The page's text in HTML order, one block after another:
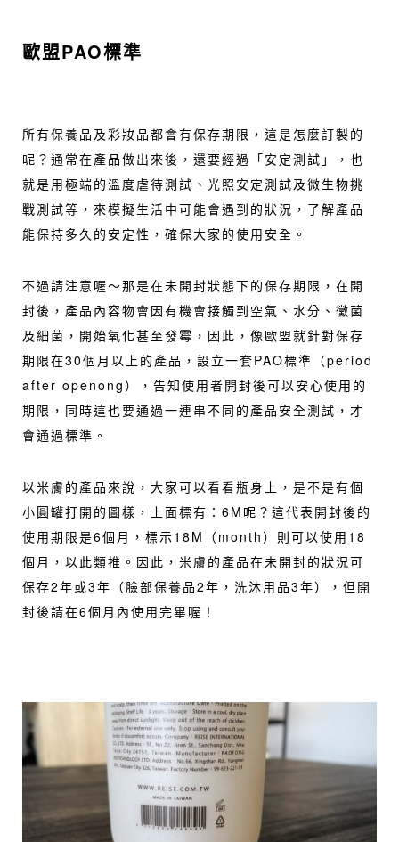
歐盟PAO標準
所有保養品及彩妝品都會有保存期限，這是怎麼訂製的
呢？通常在產品做出來後，還要經過「安定測試」，也
就是用極端的溫度虐待測試、光照安定測試及微生物挑
戰測試等，來模擬生活中可能會遇到的狀況，了解產品
能保持多久的安定性，確保大家的使用安全。
不過請注意喔～那是在未開封狀態下的保存期限，在開
封後，產品內容物會因有機會接觸到空氣、水分、黴菌
及細菌，開始氧化甚至發霉，因此，像歐盟就針對保存
期限在30個月以上的產品，設立一套PAO標準（period
after openong），告知使用者開封後可以安心使用的
期限，同時這也要通過一連串不同的產品安全測試，才
會通過標準。
以米膚的產品來說，大家可以看看瓶身上，是不是有個
小圓罐打開的圖樣，上面標有：6M呢？這代表開封後的
使用期限是6個月，標示18M（month）則可以使用18
個月，以此類推。因此，米膚的產品在未開封的狀況可
保存2年或3年（臉部保養品2年，洗沐用品3年），但開
封後請在6個月內使用完畢喔！